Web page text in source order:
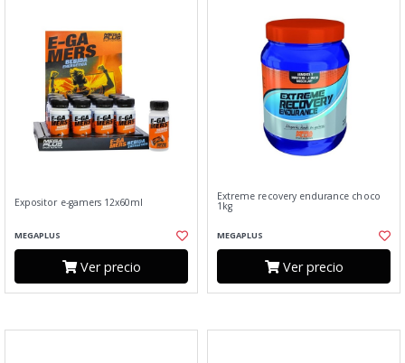
Expositor e-gamers 12x60ml
MEGAPLUS
Ver precio
Extreme recovery endurance choco
1kg
MEGAPLUS
Ver precio